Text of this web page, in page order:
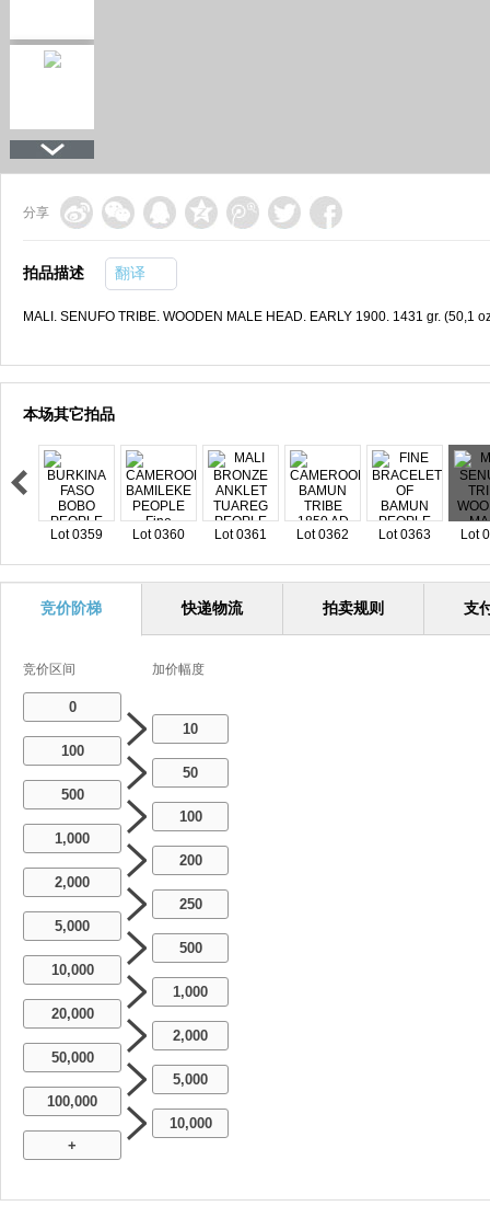
分享
拍品描述 翻译
MALI. SENUFO TRIBE. WOODEN MALE HEAD. EARLY 1900. 1431 gr. (50,1
本场其它拍品
Lot 0359 Lot 0360 Lot 0361 Lot 0362 Lot 0363 Lot
竞价阶梯 快递物流 拍卖规则 支
竞价区间 加价幅度
0
10
100
50
500
100
1,000
200
2,000
250
5,000
500
10,000
1,000
20,000
2,000
50,000
5,000
100,000
10,000
+